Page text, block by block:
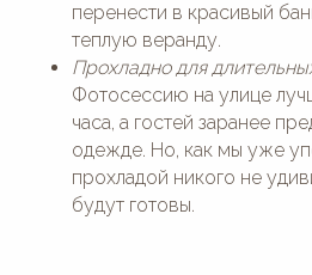
перенести в красивый
теплую веранду.
Прохладно для
Фотосессию на улице
часа, а гостей заранее
одежде. Но, как мы уже
прохладой никого не
будут готовы.